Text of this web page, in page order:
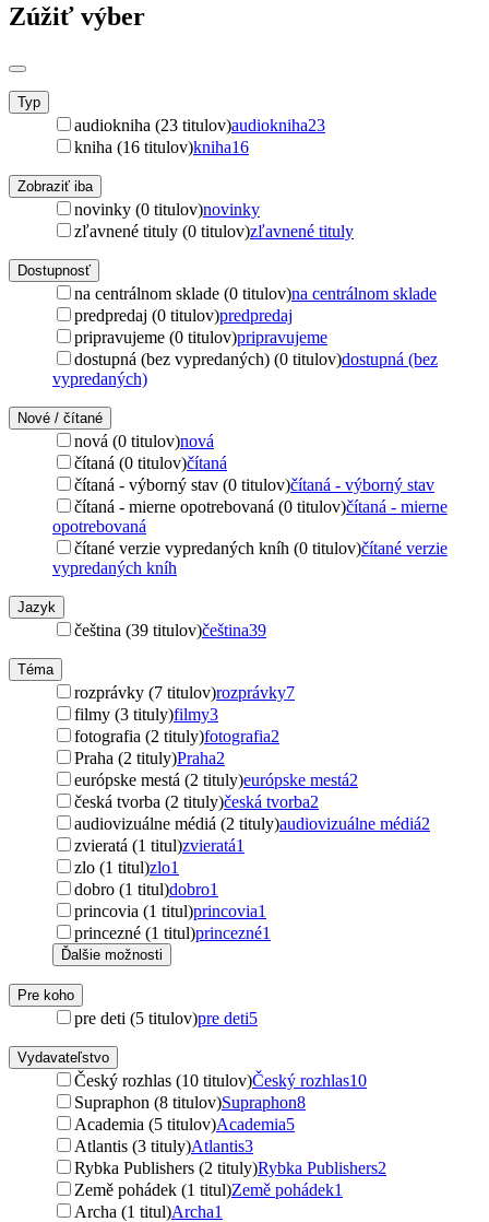
Zúžiť výber
Typ
audiokniha (23 titulov)audiokniha23
kniha (16 titulov)kniha16
Zobraziť iba
novinky (0 titulov)novinky
zľavnené tituly (0 titulov)zľavnené tituly
Dostupnosť
na centrálnom sklade (0 titulov)na centrálnom sklade
predpredaj (0 titulov)predpredaj
pripravujeme (0 titulov)pripravujeme
dostupná (bez vypredaných) (0 titulov)dostupná (bez
vypredaných)
Nové / čítané
nová (0 titulov)nová
čítaná (0 titulov)čítaná
čítaná - výborný stav (0 titulov)čítaná - výborný stav
čítaná - mierne opotrebovaná (0 titulov)čítaná - mierne
opotrebovaná
čítané verzie vypredaných kníh (0 titulov)čítané verzie
vypredaných kníh
Jazyk
čeština (39 titulov)čeština39
Téma
rozprávky (7 titulov)rozprávky7
filmy (3 tituly)filmy3
fotografia (2 tituly)fotografia2
Praha (2 tituly)Praha2
európske mestá (2 tituly)európske mestá2
česká tvorba (2 tituly)česká tvorba2
audiovizuálne médiá (2 tituly)audiovizuálne médiá2
zvieratá (1 titul)zvieratá1
zlo (1 titul)zlo1
dobro (1 titul)dobro1
princovia (1 titul)princovia1
princezné (1 titul)princezné1
Ďalšie možnosti
Pre koho
pre deti (5 titulov)pre deti5
Vydavateľstvo
Český rozhlas (10 titulov)Český rozhlas10
Supraphon (8 titulov)Supraphon8
Academia (5 titulov)Academia5
Atlantis (3 tituly)Atlantis3
Rybka Publishers (2 tituly)Rybka Publishers2
Země pohádek (1 titul)Země pohádek1
Archa (1 titul)Archa1